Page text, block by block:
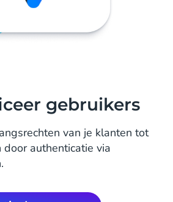
gebruikers
van je klanten tot
authenticatie via